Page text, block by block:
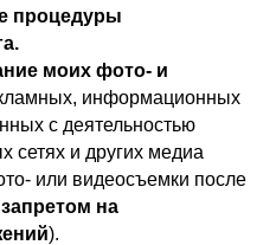
процедуры
моих фото- и
информационных
с деятельностью
сетях и других медиа
или видеосъемки после
запретом на
).